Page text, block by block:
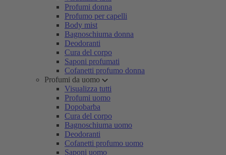
Profumi donna
Profumo per capelli
Body mist
Bagnoschiuma donna
Deodoranti
Cura del corpo
Saponi profumati
Cofanetti profumo donna
Profumi da uomo
Visualizza tutti
Profumi uomo
Dopobarba
Cura del corpo
Bagnoschiuma uomo
Deodoranti
Cofanetti profumo uomo
Saponi uomo